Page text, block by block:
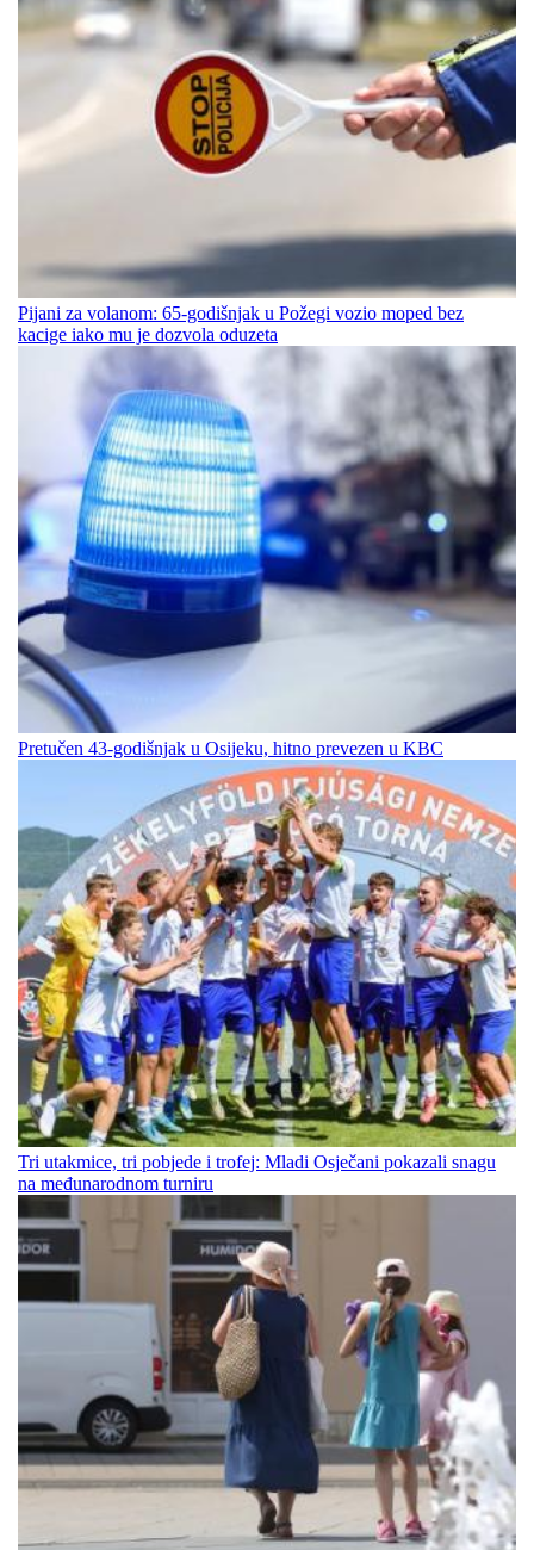
Pijani za volanom: 65-godišnjak u Požegi vozio moped bez
kacige iako mu je dozvola oduzeta
Pretučen 43-godišnjak u Osijeku, hitno prevezen u KBC
Tri utakmice, tri pobjede i trofej: Mladi Osječani pokazali snagu
na međunarodnom turniru